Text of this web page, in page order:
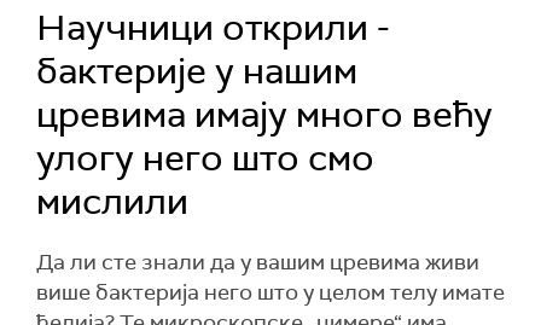
Научници открили -
бактерије у нашим
цревима имају много већу
улогу него што смо
мислили
Да ли сте знали да у вашим цревима живи
више бактерија него што у целом телу имате